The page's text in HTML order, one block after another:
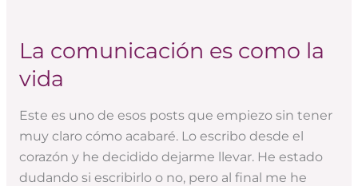
La comunicación es como la
vida
Este es uno de esos posts que empiezo sin tener
muy claro cómo acabaré. Lo escribo desde el
corazón y he decidido dejarme llevar. He estado
dudando si escribirlo o no, pero al final me he
La
comunicación
es
como